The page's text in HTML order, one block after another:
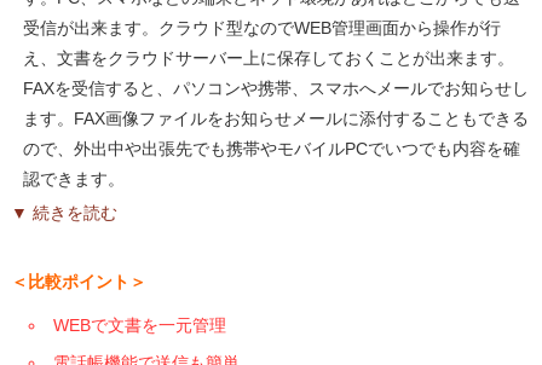
受信が出来ます。クラウド型なのでWEB管理画面から操作が行
え、文書をクラウドサーバー上に保存しておくことが出来ます。
FAXを受信すると、パソコンや携帯、スマホへメールでお知らせし
ます。FAX画像ファイルをお知らせメールに添付することもできる
ので、外出中や出張先でも携帯やモバイルPCでいつでも内容を確
認できます。
▼ 続きを読む
＜比較ポイント＞
WEBで文書を一元管理